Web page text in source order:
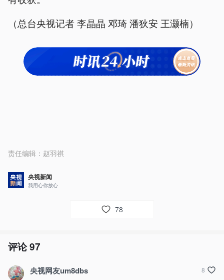
（总台央视记者 李晶晶 邓琦 潘狄安 王灏楠）
责任编辑： 赵羽祺
央视新闻
我用心你放心
78
评论97
央视网友um8dbs 8